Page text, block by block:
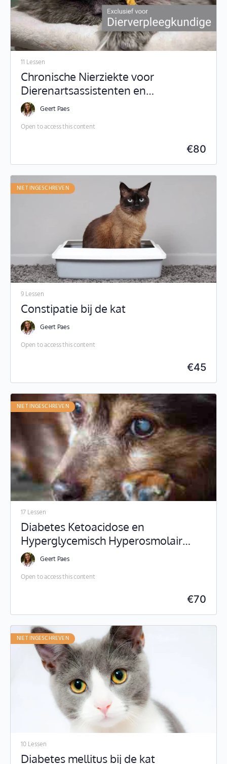
11 Lessen
Chronische Nierziekte voor
Dierenartsassistenten en
Paraveterinairen
Geert Paes
Open to access this content
€80
NIET INGESCHREVEN
9 Lessen
Constipatie bij de kat
Geert Paes
Open to access this content
€45
NIET INGESCHREVEN
17 Lessen
Diabetes Ketoacidose en
Hyperglycemisch Hyperosmolair
Syndroom
Geert Paes
Open to access this content
€70
NIET INGESCHREVEN
10 Lessen
Diabetes mellitus bij de kat